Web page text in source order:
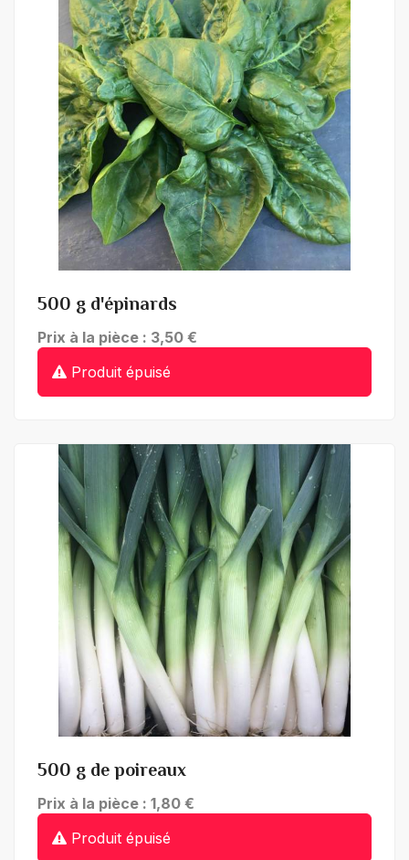
500 g d'épinards
Prix à la pièce : 3,50 €
Produit épuisé
+ de détails
500 g de poireaux
Prix à la pièce : 1,80 €
Produit épuisé
+ de détails